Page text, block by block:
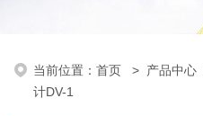
当前位置：首页 > 产品中心
计DV-1